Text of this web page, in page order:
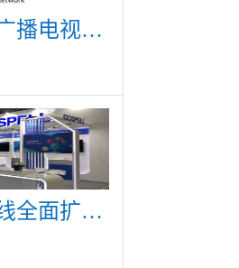
2026中国国际广播电视信息网络展览会展
高斯贝尔产品线全面扩展，众多新产品亮相CommunicAsia 2019